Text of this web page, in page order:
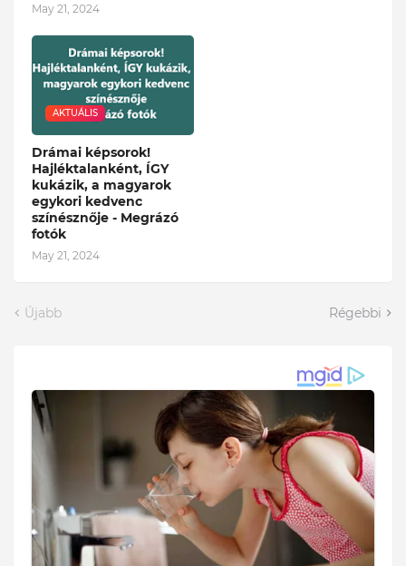
May 21, 2024
AKTUÁLIS
Drámai képsorok!
Hajléktalanként, ÍGY
kukázik, a magyarok
egykori kedvenc
színésznője - Megrázó
fotók
May 21, 2024
Újabb Régebbi